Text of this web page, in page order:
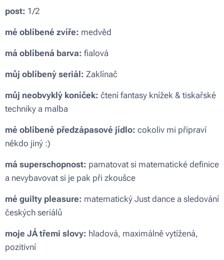
post: 1/2
mé oblíbené zvíře: medvěd
má oblíbená barva: fialová
můj oblíbený seriál: Zaklínač
můj neobvyklý koníček: čtení fantasy knížek & tiskařské
techniky a malba
mé oblíbené předzápasové jídlo: cokoliv mi připraví
někdo jiný :)
má superschopnost: pamatovat si matematické definice
a nevybavovat si je pak při zkoušce
mé guilty pleasure: matematický Just dance a sledování
českých seriálů
moje JÁ třemi slovy: hladová, maximálně vytížená,
pozitivní